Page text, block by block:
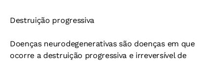
Destruição progressiva
Doenças neurodegenerativas são doenças em que
ocorre a destruição progressiva e irreversível de